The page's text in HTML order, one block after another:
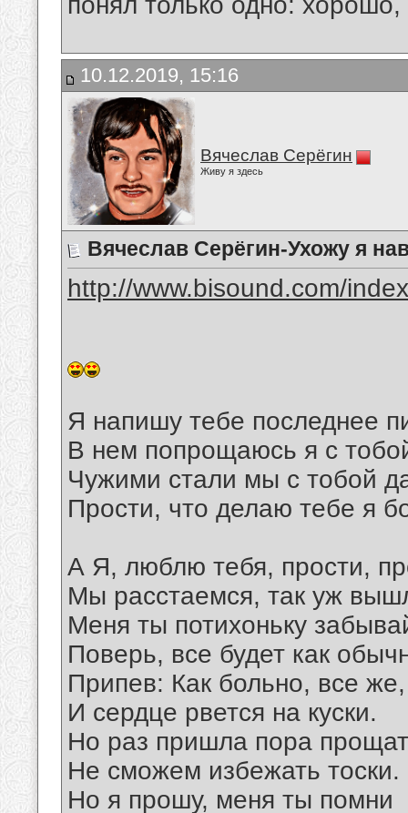
10.12.2019, 15:16
Вячеслав Серёгин
Живу я здесь
Вячеслав Серёгин-Ухожу я
http://www.bisound.com/
Я напишу тебе последнее
В нем попрощаюсь я с
Чужими стали мы с тобой
Прости, что делаю тебе я
А Я, люблю тебя, прости,
Мы расстаемся, так уж
Меня ты потихоньку
Поверь, все будет как
Припев: Как больно, все же,
И сердце рвется на куски.
Но раз пришла пора
Не сможем избежать тоски.
Но я прошу, меня ты помни